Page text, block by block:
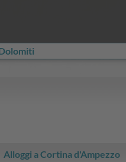
Alloggi a Cortina d'Ampezzo